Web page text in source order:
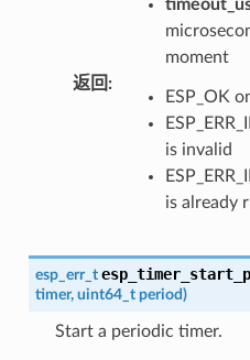
moment
返回 :
ESP_OK
is invalid
is already
esp_err_t
timer, uint64_t period)
Start a periodic timer.